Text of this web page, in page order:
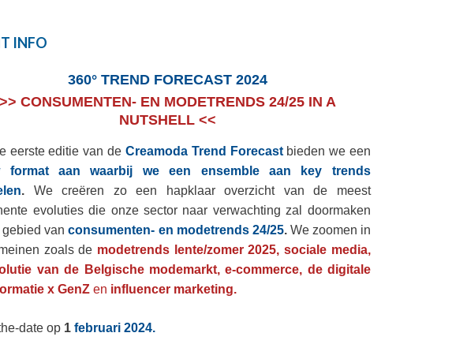
INFO
360° TREND FORECAST 2024
>> CONSUMENTEN- EN MODETRENDS 24/25 IN A
NUTSHELL <<
eerste editie van de Creamoda Trend Forecastbieden we een
format aan waarbij we een ensemble aan key trends
. We creëren zo een hapklaar overzicht van de meest
evoluties die onze sector naar verwachting zal doormaken
gebied vanconsumenten- en modetrends 24/25.We zoomen in
zoals de modetrends lente/zomer 2025, sociale media,
van de Belgische modemarkt, e-commerce, de digitale
x GenZen influencer marketing.
date op 1 februari 2024.